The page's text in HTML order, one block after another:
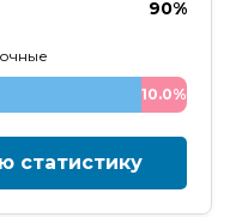
90%
10.0%
статистику